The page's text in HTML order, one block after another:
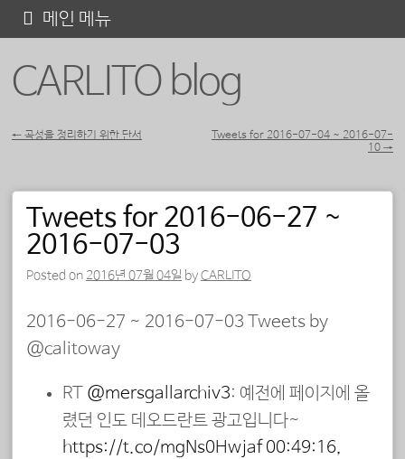
CARLITO blog
메인 메뉴
텐
← 곡성을 정리하기 위한 단서
Tweets for 2016-07-04 ~ 2016-07-
10 →
Tweets for 2016-06-27 ~
2016-07-03
Posted on 2016년 07월 04일 byCARLITO
2016-06-27 ~ 2016-07-03 Tweets by
@calitoway
RT @mersgallarchiv3: 예전에 페이지에 올
렸던 인도 데오드란트 광고입니다~
https://t.co/mgNs0Hwjaf 00:49:16,